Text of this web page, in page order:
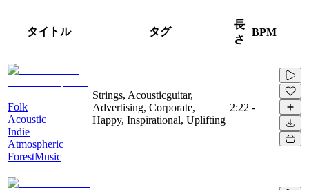
タイトル タグ
長
さ
BPM
Folk
Acoustic
Indie
Atmospheric
ForestMusic
Strings, Acousticguitar,
Advertising, Corporate,
Happy, Inspirational, Uplifting
2:22 -